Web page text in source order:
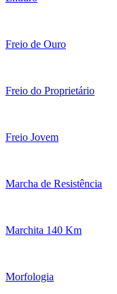
Freio de Ouro
Freio do Proprietário
Freio Jovem
Marcha de Resistência
Marchita 140 Km
Morfologia